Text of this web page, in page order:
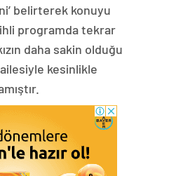
belirterek konuyu
programda tekrar
daha sakin olduğu
kesinlikle